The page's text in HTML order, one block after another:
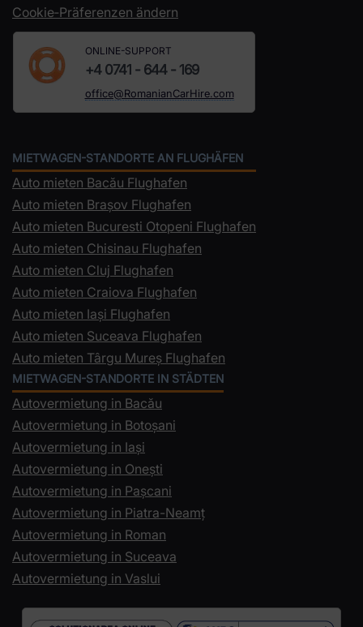
Cookie‑Präferenzen ändern
ONLINE-SUPPORT
+4 0741 - 644 - 169
office@RomanianCarHire.com
MIETWAGEN-STANDORTE AN FLUGHÄFEN
Auto mieten Bacău Flughafen
Auto mieten Brașov Flughafen
Auto mieten Bucuresti Otopeni Flughafen
Auto mieten Chisinau Flughafen
Auto mieten Cluj Flughafen
Auto mieten Craiova Flughafen
Auto mieten Iași Flughafen
Auto mieten Suceava Flughafen
Auto mieten Târgu Mureș Flughafen
MIETWAGEN-STANDORTE IN STÄDTEN
Autovermietung in Bacău
Autovermietung in Botoșani
Autovermietung in Iași
Autovermietung in Onești
Autovermietung in Pașcani
Autovermietung in Piatra-Neamț
Autovermietung in Roman
Autovermietung in Suceava
Autovermietung in Vaslui